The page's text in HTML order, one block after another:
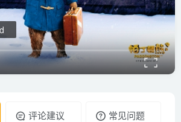
评论建议 常见问题